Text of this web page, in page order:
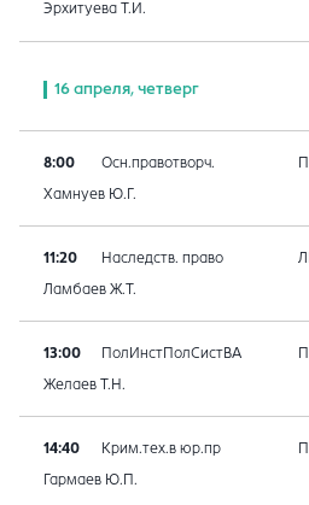
Эрхитуева Т.И.
16 апреля, четверг
8:00 Осн.правотворч.
Хамнуев Ю.Г.
11:20 Наследств. право
Ламбаев Ж.Т.
13:00 ПолИнстПолСистВА
Желаев Т.Н.
14:40 Крим.тех.в юр.пр
Гармаев Ю.П.